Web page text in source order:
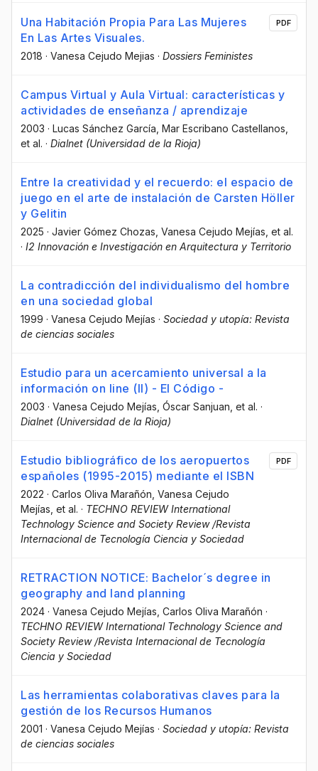
Una Habitación Propia Para Las Mujeres
En Las Artes Visuales.
2018 · Vanesa Cejudo Mejias · Dossiers Feministes
PDF
Campus Virtual y Aula Virtual: características y
actividades de enseñanza / aprendizaje
2003 · Lucas Sánchez García , Mar Escribano Castellanos
et al. · Dialnet (Universidad de la Rioja)
Entre la creatividad y el recuerdo: el espacio de
juego en el arte de instalación de Carsten Höller
y Gelitin
2025 · Javier Gómez Chozas , Vanesa Cejudo Mejías , et al.
· I2 Innovación e Investigación en Arquitectura y Territorio
La contradicción del individualismo del hombre
en una sociedad global
1999 · Vanesa Cejudo Mejías · Sociedad y utopía: Revista
de ciencias sociales
Estudio para un acercamiento universal a la
información on line (II) - El Código -
2003 · Vanesa Cejudo Mejías , Óscar Sanjuan , et al. ·
Dialnet (Universidad de la Rioja)
Estudio bibliográfico de los aeropuertos
españoles (1995-2015) mediante el ISBN
2022 · Carlos Oliva Marañón , Vanesa Cejudo
Mejías , et al. · TECHNO REVIEW International
Technology Science and Society Review /Revista
Internacional de Tecnología Ciencia y Sociedad
PDF
RETRACTION NOTICE: Bachelor´s degree in
geography and land planning
2024 · Vanesa Cejudo Mejías , Carlos Oliva Marañón ·
TECHNO REVIEW International Technology Science and
Society Review /Revista Internacional de Tecnología
Ciencia y Sociedad
Las herramientas colaborativas claves para la
gestión de los Recursos Humanos
2001 · Vanesa Cejudo Mejías · Sociedad y utopía: Revista
de ciencias sociales